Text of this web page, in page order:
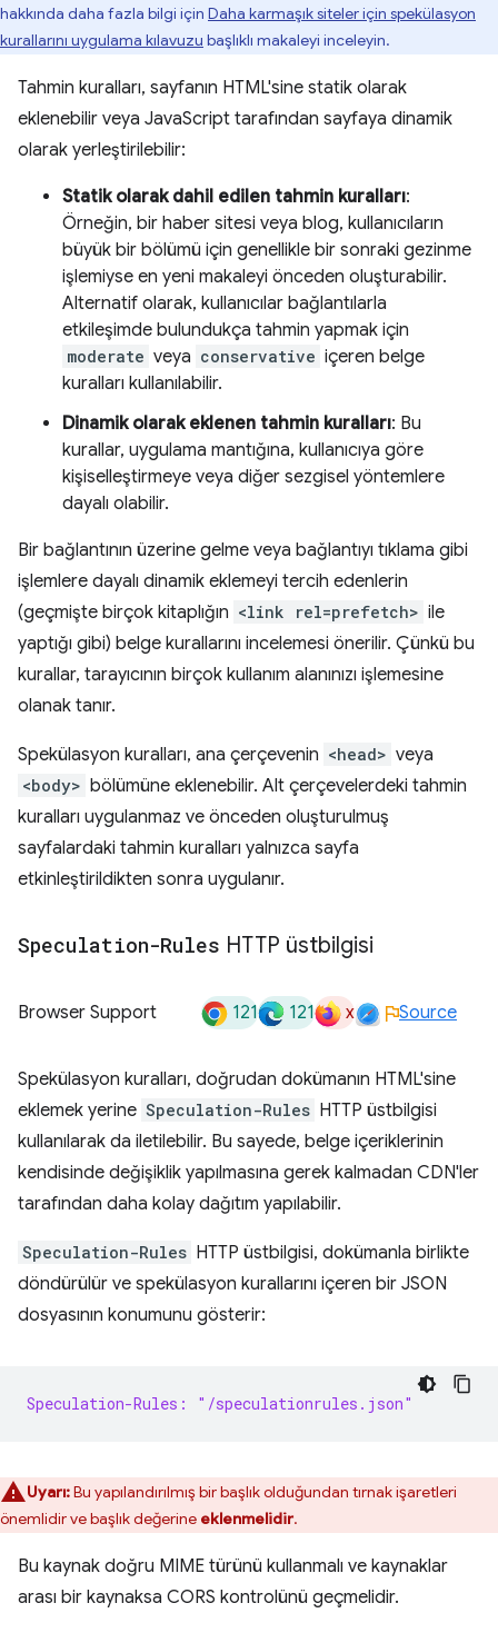
hakkında daha fazla bilgi için Daha karmaşık siteler için spekülasyon
kurallarını uygulama kılavuzu başlıklı makaleyi inceleyin.
Tahmin kuralları, sayfanın HTML'sine statik olarak
eklenebilir veya JavaScript tarafından sayfaya dinamik
olarak yerleştirilebilir:
Statik olarak dahil edilen tahmin kuralları:
Örneğin, bir haber sitesi veya blog, kullanıcıların
büyük bir bölümü için genellikle bir sonraki gezinme
işlemiyse en yeni makaleyi önceden oluşturabilir.
Alternatif olarak, kullanıcılar bağlantılarla
etkileşimde bulundukça tahmin yapmak için
moderate veya conservative içeren belge
kuralları kullanılabilir.
Dinamik olarak eklenen tahmin kuralları: Bu
kurallar, uygulama mantığına, kullanıcıya göre
kişiselleştirmeye veya diğer sezgisel yöntemlere
dayalı olabilir.
Bir bağlantının üzerine gelme veya bağlantıyı tıklama gibi
işlemlere dayalı dinamik eklemeyi tercih edenlerin
(geçmişte birçok kitaplığın <link rel=prefetch> ile
yaptığı gibi) belge kurallarını incelemesi önerilir. Çünkü bu
kurallar, tarayıcının birçok kullanım alanınızı işlemesine
olanak tanır.
Spekülasyon kuralları, ana çerçevenin <head> veya
<body> bölümüne eklenebilir. Alt çerçevelerdeki tahmin
kuralları uygulanmaz ve önceden oluşturulmuş
sayfalardaki tahmin kuralları yalnızca sayfa
etkinleştirildikten sonra uygulanır.
Speculation-Rules HTTP üstbilgisi
Browser Support 121 121 x Source
Spekülasyon kuralları, doğrudan dokümanın HTML'sine
eklemek yerine Speculation-Rules HTTP üstbilgisi
kullanılarak da iletilebilir. Bu sayede, belge içeriklerinin
kendisinde değişiklik yapılmasına gerek kalmadan CDN'ler
tarafından daha kolay dağıtım yapılabilir.
Speculation-Rules HTTP üstbilgisi, dokümanla birlikte
döndürülür ve spekülasyon kurallarını içeren bir JSON
dosyasının konumunu gösterir:
Speculation-Rules: "/speculationrules.json"
Uyarı:Bu yapılandırılmış bir başlık olduğundan tırnak işaretleri
önemlidir ve başlık değerine eklenmelidir.
Bu kaynak doğru MIME türünü kullanmalı ve kaynaklar
arası bir kaynaksa CORS kontrolünü geçmelidir.